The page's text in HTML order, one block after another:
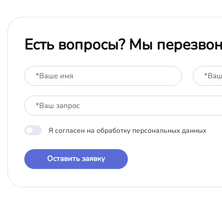
Есть вопросы? Мы
Я согласен на обработку персональных данных
Оставить заявку